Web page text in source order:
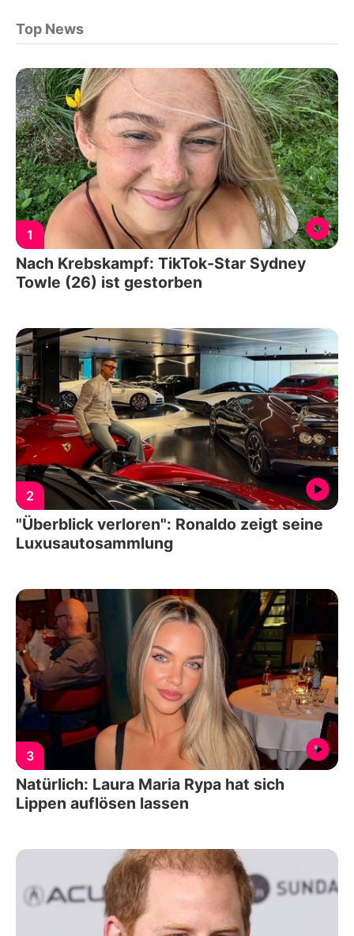
Top News
1
Nach Krebskampf: TikTok-Star Sydney
Towle (26) ist gestorben
2
"Überblick verloren": Ronaldo zeigt seine
Luxusautosammlung
3
Natürlich: Laura Maria Rypa hat sich
Lippen auflösen lassen